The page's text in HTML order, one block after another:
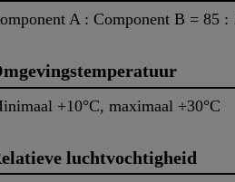
A : Component B = 85 :
+10°C, maximaal +30°C
luchtvochtigheid